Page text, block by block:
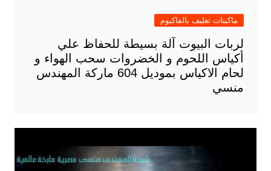
ماكينات تغليف بالفاكيوم
لربات البيوت آلة بسيطة للحفاظ علي
أكياس اللحوم و الخضروات سحب الهواء و
لحام الاكياس بموديل 604 ماركة المهندس
منسي